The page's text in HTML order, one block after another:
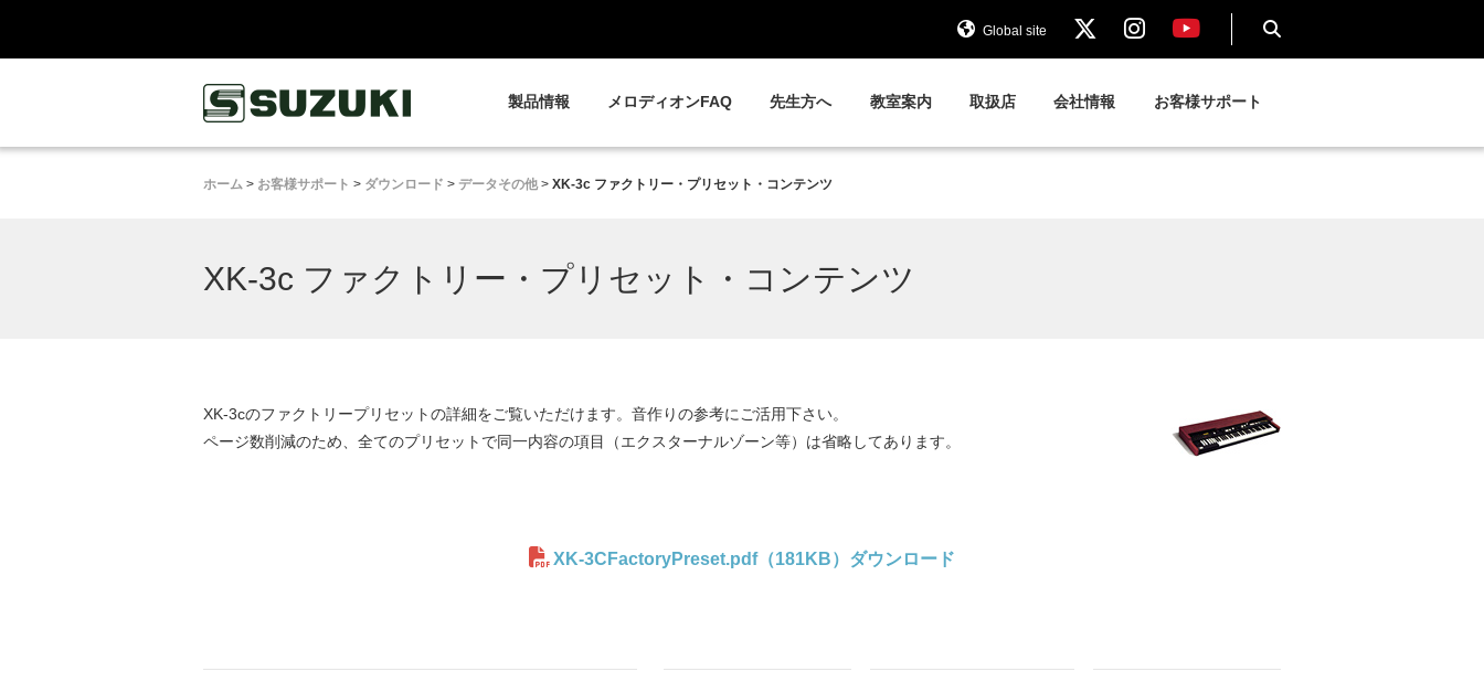
Global site
製品情報 メロディオンFAQ 先生方へ 教室案内 取扱店 会社情報 お客様サポート
ホーム > お客様サポート > ダウンロード > データその他> XK-3c ファクトリー・プリセット・コンテンツ
XK-3c ファクトリー・プリセット・コンテンツ
XK-3cのファクトリープリセットの詳細をご覧いただけます。音作りの参考にご活用下さい。
ページ数削減のため、全てのプリセットで同一内容の項目（エクスターナルゾーン等）は省略してあります。
XK-3CFactoryPreset.pdf（181KB）ダウンロード